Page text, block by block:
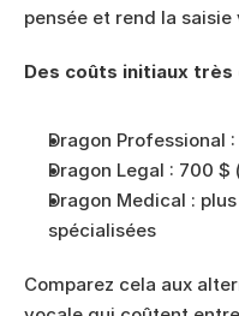
pensée et rend la
Des coûts initiaux très
Dragon Professional
Dragon Legal : 700 $
Dragon Medical :
spécialisées
Comparez cela aux